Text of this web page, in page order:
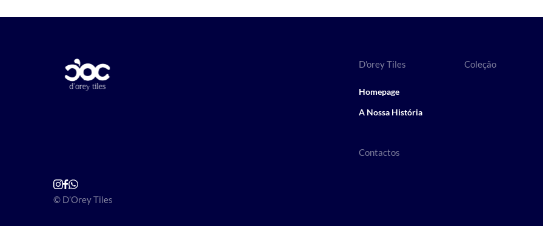
D'orey Tiles
Homepage
A Nossa História
Coleção
Contactos
© D’Orey Tiles